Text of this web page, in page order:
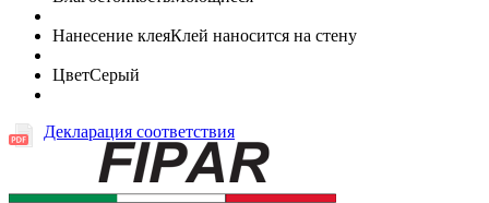
Нанесение клеяКлей наносится на стену
ЦветСерый
Декларация соответствия